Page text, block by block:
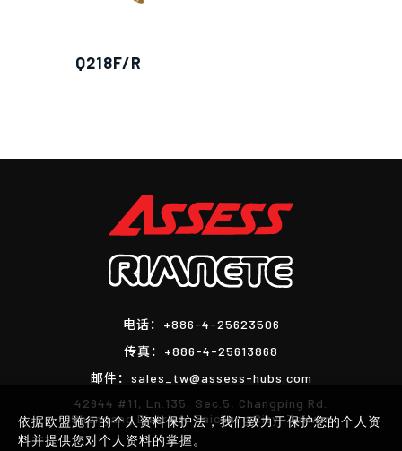
Q218F/R
电话： +886-4-25623506
传真： +886-4-25613868
邮件： sales_tw@assess-hubs.com
42944 #11, Ln.135, Sec.5, Changping Rd.
Shengang District, Taichung City, Taiwan
依据欧盟施行的个人资料保护法，我们致力于保护您的个人资
料并提供您对个人资料的掌握。